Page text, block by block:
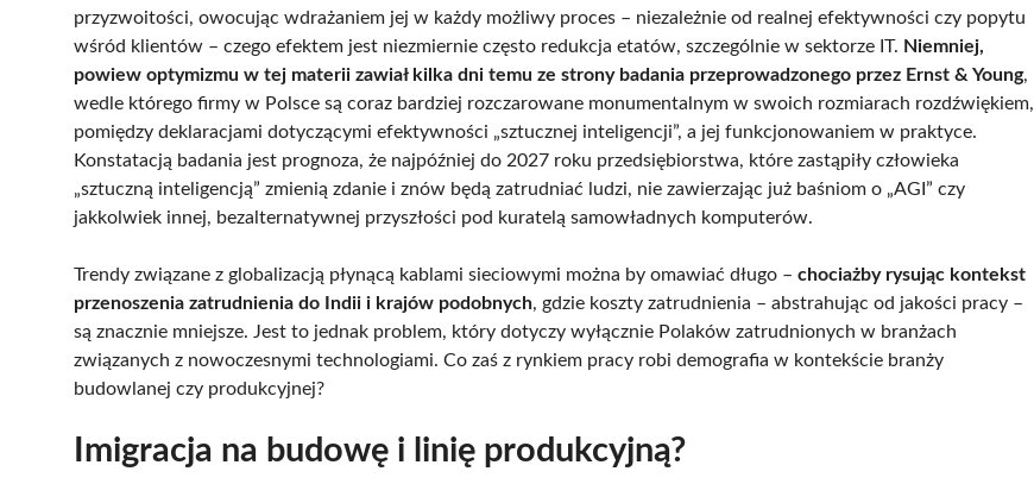
przyzwoitości, owocując wdrażaniem jej w każdy możliwy proces – niezależnie od realnej efektywności czy popytu
wśród klientów – czego efektem jest niezmiernie często redukcja etatów, szczególnie w sektorze IT. Niemniej,
powiew optymizmu w tej materii zawiał kilka dni temu ze strony badania przeprowadzonego przez Ernst & Young,
wedle którego firmy w Polsce są coraz bardziej rozczarowane monumentalnym w swoich rozmiarach rozdźwiękiem,
pomiędzy deklaracjami dotyczącymi efektywności „sztucznej inteligencji”, a jej funkcjonowaniem w praktyce.
Konstatacją badania jest prognoza, że najpóźniej do 2027 roku przedsiębiorstwa, które zastąpiły człowieka
„sztuczną inteligencją” zmienią zdanie i znów będą zatrudniać ludzi, nie zawierzając już baśniom o „AGI” czy
jakkolwiek innej, bezalternatywnej przyszłości pod kuratelą samowładnych komputerów.
Trendy związane z globalizacją płynącą kablami sieciowymi można by omawiać długo – chociażby rysując kontekst
przenoszenia zatrudnienia do Indii i krajów podobnych, gdzie koszty zatrudnienia – abstrahując od jakości pracy –
są znacznie mniejsze. Jest to jednak problem, który dotyczy wyłącznie Polaków zatrudnionych w branżach
związanych z nowoczesnymi technologiami. Co zaś z rynkiem pracy robi demografia w kontekście branży
budowlanej czy produkcyjnej?
Imigracja na budowę i linię produkcyjną?